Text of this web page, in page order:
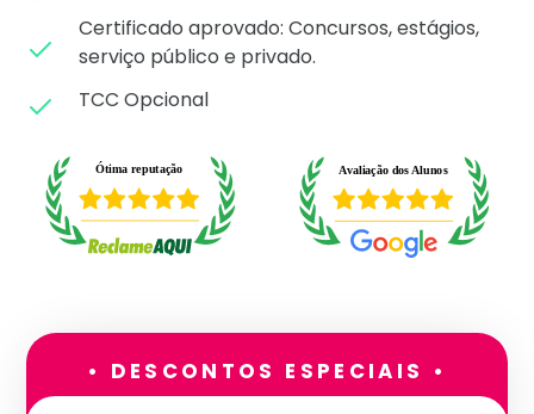
Certificado aprovado: Concursos, estágios,
serviço público e privado.
TCC Opcional
• DESCONTOS ESPECIAIS •